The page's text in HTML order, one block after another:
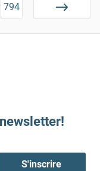
794
S'inscrire